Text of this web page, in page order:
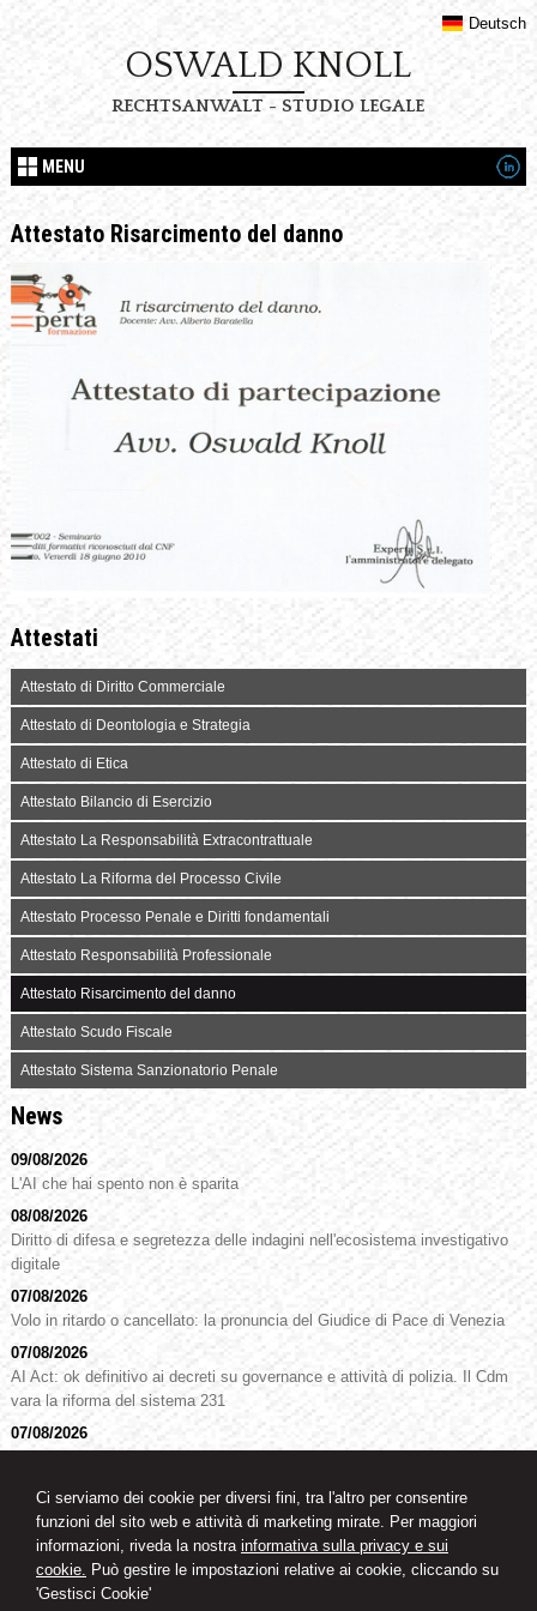
Ci serviamo dei cookie per diversi fini, tra l'altro per consentire
funzioni del sito web e attività di marketing mirate. Per maggiori
informazioni, riveda la nostra informativa sulla privacy e sui
cookie. Può gestire le impostazioni relative ai cookie, cliccando su
'Gestisci Cookie'
Deutsch
OSWALD KNOLL
RECHTSANWALT - STUDIO LEGALE
MENU
Attestato Risarcimento del danno
Attestati
Attestato di Diritto Commerciale
Attestato di Deontologia e Strategia
Attestato di Etica
Attestato Bilancio di Esercizio
Attestato La Responsabilità Extracontrattuale
Attestato La Riforma del Processo Civile
Attestato Processo Penale e Diritti fondamentali
Attestato Responsabilità Professionale
Attestato Risarcimento del danno
Attestato Scudo Fiscale
Attestato Sistema Sanzionatorio Penale
News
09/08/2026
L'AI che hai spento non è sparita
08/08/2026
Diritto di difesa e segretezza delle indagini nell'ecosistema investigativo
digitale
07/08/2026
Volo in ritardo o cancellato: la pronuncia del Giudice di Pace di Venezia
07/08/2026
AI Act: ok definitivo ai decreti su governance e attività di polizia. Il Cdm
vara la riforma del sistema 231
07/08/2026
07/08/2026
La reale indicazione della provenienza della merce non esclude l’impiego
di segni o simboli decettivi